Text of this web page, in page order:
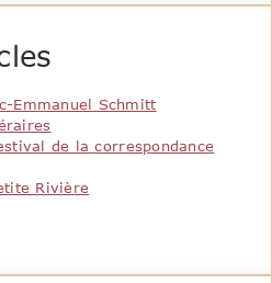
Emmanuel Schmitt
de la correspondance
Rivière